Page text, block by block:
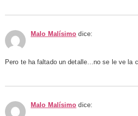
Malo Malísimo dice:
Pero te ha faltado un detalle…no se le ve la
Malo Malísimo dice: